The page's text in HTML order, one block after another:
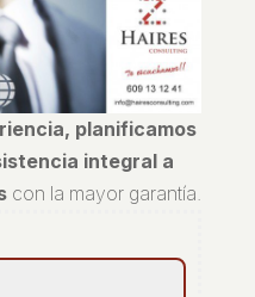
planificamos
integral a
con la mayor garantía.